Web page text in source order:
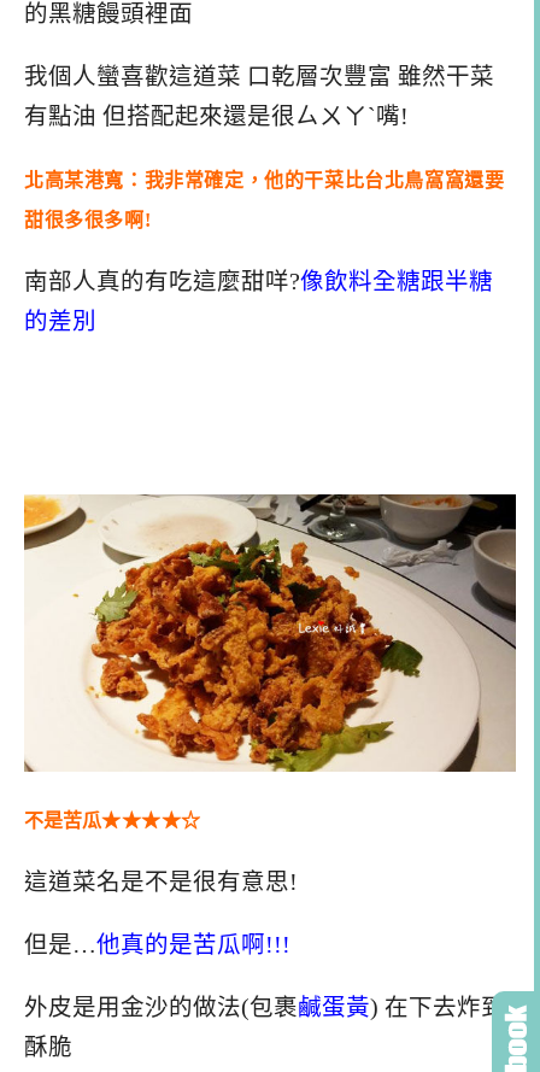
的黑糖饅頭裡面
我個人蠻喜歡這道菜 口乾層次豐富 雖然干菜
有點油 但搭配起來還是很ㄙㄨㄚˋ嘴!
北高某港寬：我非常確定，他的干菜比台北鳥窩窩還要
甜很多很多啊!
南部人真的有吃這麼甜咩?像飲料全糖跟半糖
的差別
不是苦瓜★★★★☆
這道菜名是不是很有意思!
但是…他真的是苦瓜啊!!!
外皮是用金沙的做法(包裹鹹蛋黃) 在下去炸到
酥脆